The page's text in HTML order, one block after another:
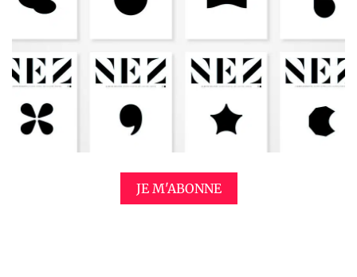
JE M'ABONNE